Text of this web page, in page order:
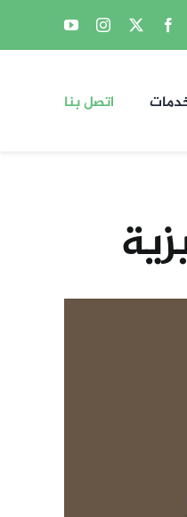
اتصل بنا